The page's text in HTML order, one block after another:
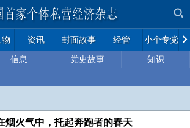
物 资讯 封面故事 经管
小个专党建
信息 党史故事
知识
烟火气中，托起奔跑者的春天